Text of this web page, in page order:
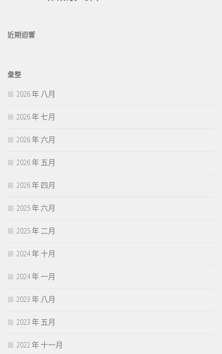
近期迴響
彙整
2026 年 八月
2026 年 七月
2026 年 六月
2026 年 五月
2026 年 四月
2025 年 六月
2025 年 二月
2024 年 十月
2024 年 一月
2023 年 八月
2023 年 五月
2022 年 十一月